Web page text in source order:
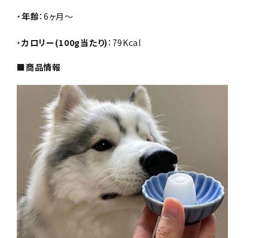
・年齢：6ヶ月～
・カロリー(100g当たり) ：79Kcal
■商品情報